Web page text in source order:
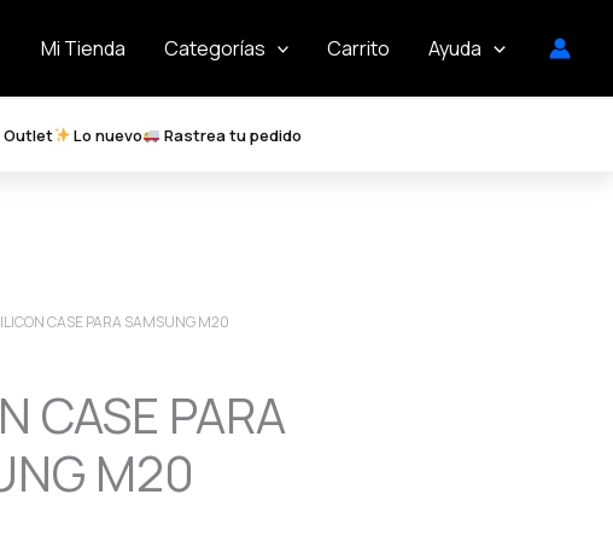
Mi Tienda Categorías Carrito Ayuda
Outlet Lo nuevo Rastrea tu pedido
CASE PARA SAMSUNG M20
CASE PARA
M20